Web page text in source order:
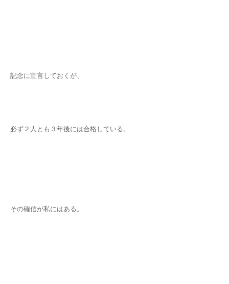
記念に宣言しておくが、
必ず２人とも３年後には合格している。
その確信が私にはある。